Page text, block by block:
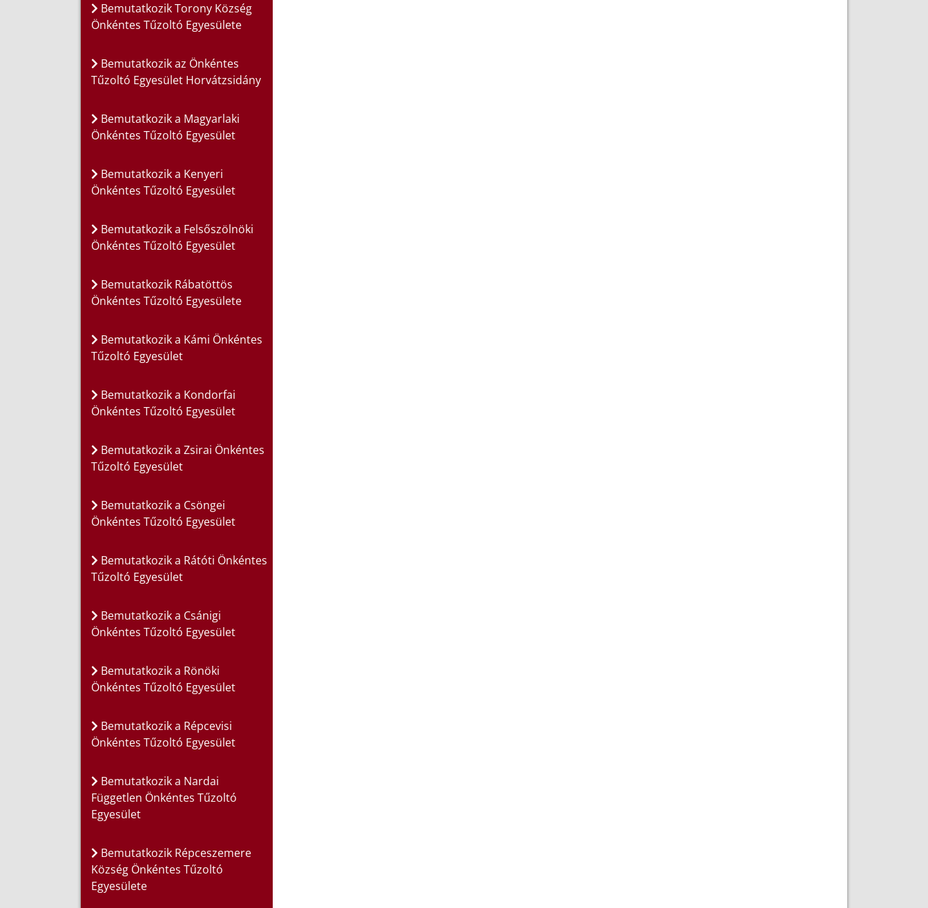
Bemutatkozik Torony Község
Önkéntes Tűzoltó Egyesülete
Bemutatkozik az Önkéntes
Tűzoltó Egyesület Horvátzsidány
Bemutatkozik a Magyarlaki
Önkéntes Tűzoltó Egyesület
Bemutatkozik a Kenyeri
Önkéntes Tűzoltó Egyesület
Bemutatkozik a Felsőszölnöki
Önkéntes Tűzoltó Egyesület
Bemutatkozik Rábatöttös
Önkéntes Tűzoltó Egyesülete
Bemutatkozik a Kámi Önkéntes
Tűzoltó Egyesület
Bemutatkozik a Kondorfai
Önkéntes Tűzoltó Egyesület
Bemutatkozik a Zsirai Önkéntes
Tűzoltó Egyesület
Bemutatkozik a Csöngei
Önkéntes Tűzoltó Egyesület
Bemutatkozik a Rátóti Önkéntes
Tűzoltó Egyesület
Bemutatkozik a Csánigi
Önkéntes Tűzoltó Egyesület
Bemutatkozik a Rönöki
Önkéntes Tűzoltó Egyesület
Bemutatkozik a Répcevisi
Önkéntes Tűzoltó Egyesület
Bemutatkozik a Nardai
Független Önkéntes Tűzoltó
Egyesület
Bemutatkozik Répceszemere
Község Önkéntes Tűzoltó
Egyesülete